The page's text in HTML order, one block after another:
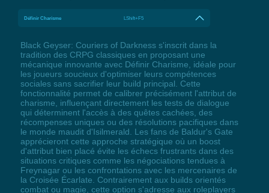
Définir Charisme LShift+F5
Black Geyser: Couriers of Darkness s'inscrit dans la
tradition des CRPG classiques en proposant une
mécanique innovante avec Définir Charisme, idéale pour
les joueurs soucieux d'optimiser leurs compétences
sociales sans sacrifier leur build principal. Cette
fonctionnalité permet de calibrer précisément l'attribut de
charisme, influençant directement les tests de dialogue
qui déterminent l'accès à des quêtes cachées, des
récompenses uniques ou des résolutions pacifiques dans
le monde maudit d'Isilmerald. Les fans de Baldur's Gate
apprécieront cette approche stratégique où un boost
d'attribut bien placé évite les échecs frustrants dans des
situations critiques comme les négociations tendues à
Freynagar ou les confrontations avec les mercenaires de
la Croisée Écarlate. Contrairement aux builds orientés
combat ou magie, cette option s'adresse aux roleplayers